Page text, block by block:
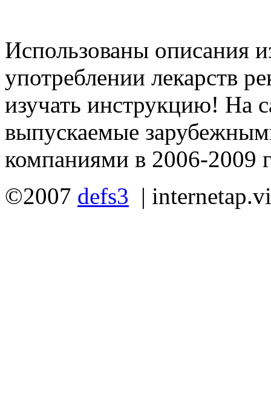
Использованы описания
употреблении лекарств
изучать инструкцию! На
выпускаемые
компаниями в 2006-2009
©2007 defs3 |